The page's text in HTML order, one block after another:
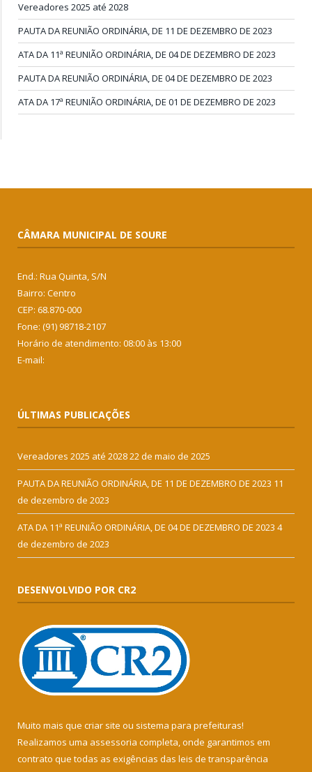
Vereadores 2025 até 2028
PAUTA DA REUNIÃO ORDINÁRIA, DE 11 DE DEZEMBRO DE 2023
ATA DA 11ª REUNIÃO ORDINÁRIA, DE 04 DE DEZEMBRO DE 2023
PAUTA DA REUNIÃO ORDINÁRIA, DE 04 DE DEZEMBRO DE 2023
ATA DA 17ª REUNIÃO ORDINÁRIA, DE 01 DE DEZEMBRO DE 2023
CÂMARA MUNICIPAL DE SOURE
End.: Rua Quinta, S/N
Bairro: Centro
CEP: 68.870-000
Fone: (91) 98718-2107
Horário de atendimento: 08:00 às 13:00
E-mail:
ÚLTIMAS PUBLICAÇÕES
Vereadores 2025 até 202822 de maio de 2025
PAUTA DA REUNIÃO ORDINÁRIA, DE 11 DE DEZEMBRO DE 2023 11
de dezembro de 2023
ATA DA 11ª REUNIÃO ORDINÁRIA, DE 04 DE DEZEMBRO DE 2023 4
de dezembro de 2023
DESENVOLVIDO POR CR2
Muito mais que criar site ou sistema para prefeituras!
Realizamos uma assessoria completa, onde garantimos em
contrato que todas as exigências das leis de transparência